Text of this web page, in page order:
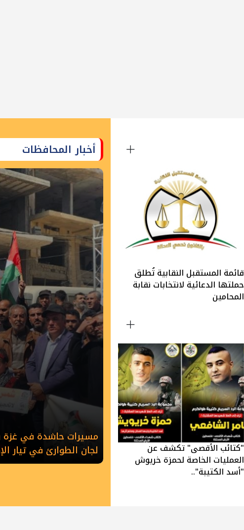
قائمة المستقبل النقابية تُطلق
حملتها الدعائية لانتخابات نقابة
المحامين
"كتائب الأقصى" تكشف عن
العمليات الخاصة لحمزة خريوش
"أسد الكتيبة"..
أخبار المحافظات
مسيرات حاشدة في غزة
لجان الطوارئ في تيار